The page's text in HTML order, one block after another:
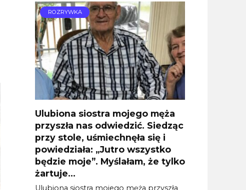
ROZRYWKA
Ulubiona siostra mojego męża
przyszła nas odwiedzić. Siedząc
przy stole, uśmiechnęła się i
powiedziała: „Jutro wszystko
będzie moje”. Myślałam, że tylko
żartuje…
Ulubiona siostra mojego męża przyszła